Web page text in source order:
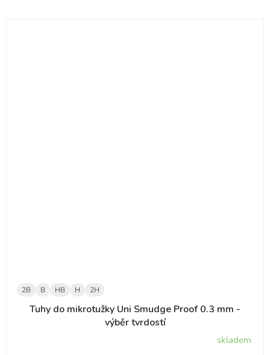
Tuhy do mikrotužky Uni Smudge Proof 0.3 mm -
výběr tvrdostí
skladem
2B B HB H 2H